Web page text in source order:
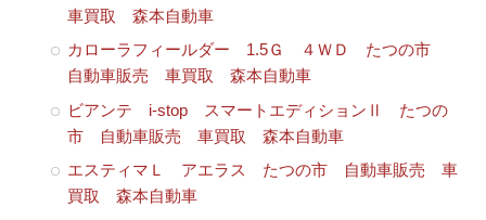
車買取 森本自動車
カローラフィールダー 1.5Ｇ ４ＷＤ たつの市
自動車販売 車買取 森本自動車
ビアンテ i-stop スマートエディションⅡ たつの
市 自動車販売 車買取 森本自動車
エスティマＬ アエラス たつの市 自動車販売 車
買取 森本自動車